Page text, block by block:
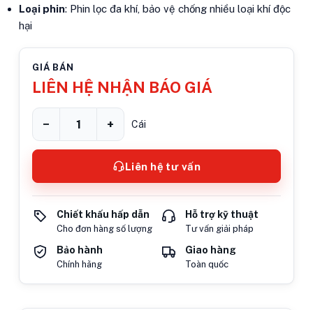
Loại phin: Phin lọc đa khí, bảo vệ chống nhiều loại khí độc
hại
GIÁ BÁN
LIÊN HỆ NHẬN BÁO GIÁ
− + Cái
Liên hệ tư vấn
Chiết khấu hấp dẫn
Cho đơn hàng số lượng
Hỗ trợ kỹ thuật
Tư vấn giải pháp
Bảo hành
Chính hãng
Giao hàng
Toàn quốc